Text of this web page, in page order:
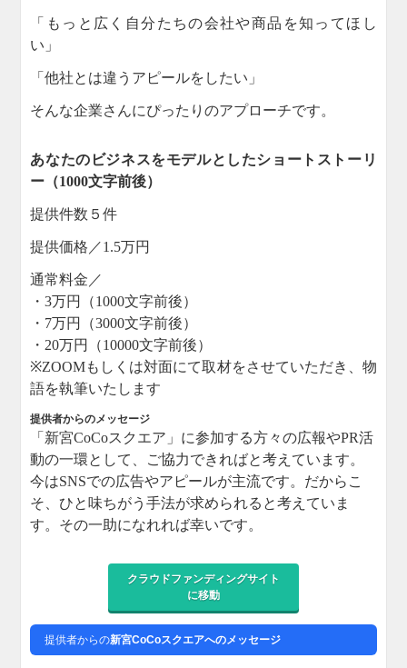
「もっと広く自分たちの会社や商品を知ってほし
い」
「他社とは違うアピールをしたい」
そんな企業さんにぴったりのアプローチです。
あなたのビジネスをモデルとしたショートストーリ
ー（1000文字前後）
提供件数５件
提供価格／1.5万円
通常料金／
・3万円（1000文字前後）
・7万円（3000文字前後）
・20万円（10000文字前後）
※ZOOMもしくは対面にて取材をさせていただき、物
語を執筆いたします
提供者からのメッセージ
「新宮CoCoスクエア」に参加する方々の広報やPR活
動の一環として、ご協力できればと考えています。
今はSNSでの広告やアピールが主流です。 だからこ
そ、ひと味ちがう手法が求められると考えていま
す。 その一助になれれば幸いです。
クラウドファンディングサイト
に移動
提供者からの新宮CoCoスクエアへのメッセージ